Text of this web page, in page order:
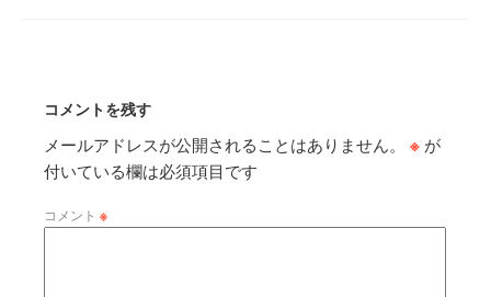
コメントを残す
メールアドレスが公開されることはありません。 ※ が
付いている欄は必須項目です
コメント ※